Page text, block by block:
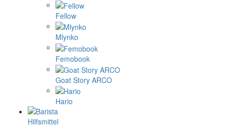
Fellow
Mlynko
Femobook
Goat Story ARCO
Hario